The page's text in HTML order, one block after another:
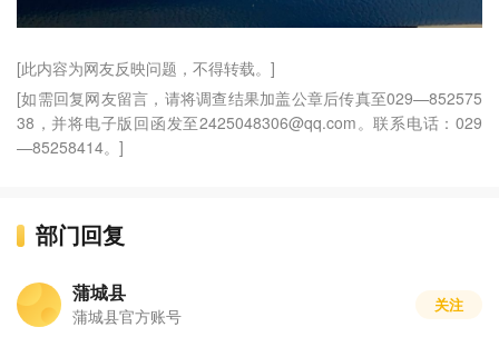
[此内容为网友反映问题，不得转载。]
[如需回复网友留言，请将调查结果加盖公章后传真至029—852575
38，并将电子版回函发至2425048306@qq.com。联系电话：029
—85258414。]
部门回复
蒲城县
蒲城县官方账号
关注